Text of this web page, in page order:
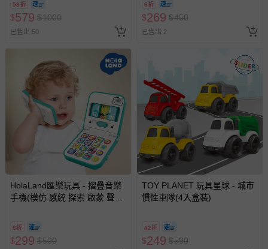
部分商品依據消費者保護法的規定，不適用七天鑑賞期/猶
豫期範圍：
易於腐敗、保存期限較短或解約時即將逾期（例如生鮮
商品、食品等）。
客製化商品（例如客製生日書、姓名貼等）。
報紙、期刊或雜誌（惟書籍如經拆封、使用，則酌收整
新費用）。
經消費者拆封之影音商品或電腦軟體（例如 DVD、CD
等）。
非以有形媒介提供之數位內容或一經提供即為完成之線
上服務，經消費者事先同意始提供（例如線上課程、遊
戲或活動點數等）。
已拆封之以下類型商品：
-個人衛生用品（例如尿布、貼身衣物、泳裝、襪子、地
-新生兒親膚衣物（嬰幼兒包巾與背巾、包屁衣、學習
褲、紗布衣等）。
58折
$579 $1000
已售出 50
6折
$269 $450
已售出 2
HolaLand匯樂玩具 - 摺疊音樂
手機(模仿 感統 探索 啟蒙 聲光
6折
$299 $500
TOY PLANET 玩具星球 - 城市
慣性車隊(4入盒裝)
42折
$249 $590